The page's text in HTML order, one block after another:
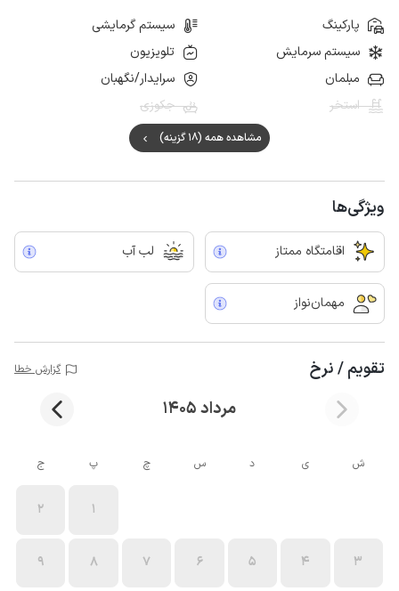
پارکینگ
سیستم گرمایشی
سیستم سرمایش
تلویزیون
مبلمان
سرایدار/نگهبان
استخر
جکوزی
مشاهده همه (18 گزینه)
ویژگی‌ها
اقامتگاه ممتاز لب آب
مهمان‌نواز
تقویم / نرخ گزارش خطا
مرداد 1405
ش ی د س چ پ ج
1
2
3
4
5
6
7
8
9